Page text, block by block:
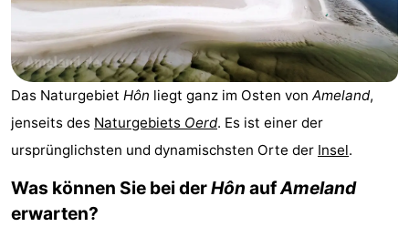
Appartements
-
Ameland
State
Campingplätze
Ferienhäuser
Boomhiemke
-
Das Naturgebiet Hôn liegt ganz im Osten von Ameland,
jenseits des Naturgebiets Oerd. Es ist einer der
ursprünglichsten und dynamischsten Orte der Insel.
Was können Sie bei derHôn aufAmeland
erwarten?